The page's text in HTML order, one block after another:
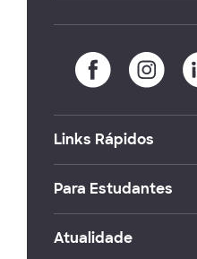
Links Rápidos
Para Estudantes
Atualidade